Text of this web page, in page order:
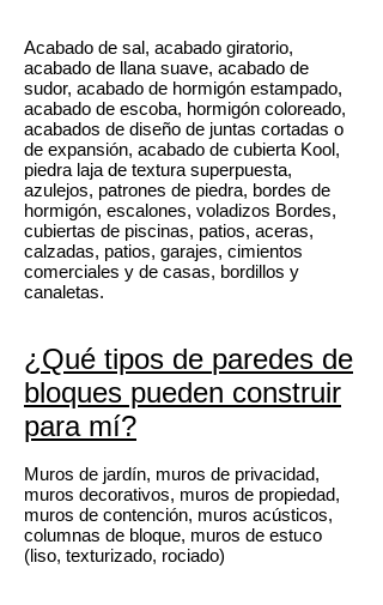
Acabado de sal, acabado giratorio,
acabado de llana suave, acabado de
sudor, acabado de hormigón estampado,
acabado de escoba, hormigón coloreado,
acabados de diseño de juntas cortadas o
de expansión, acabado de cubierta Kool,
piedra laja de textura superpuesta,
azulejos, patrones de piedra, bordes de
hormigón, escalones, voladizos Bordes,
cubiertas de piscinas, patios, aceras,
calzadas, patios, garajes, cimientos
comerciales y de casas, bordillos y
canaletas.
¿Qué tipos de paredes de
bloques pueden construir
para mí?
Muros de jardín, muros de privacidad,
muros decorativos, muros de propiedad,
muros de contención, muros acústicos,
columnas de bloque, muros de estuco
(liso, texturizado, rociado)